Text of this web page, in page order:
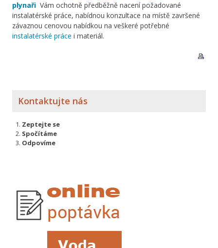
plynaři Vám ochotně předběžně nacení požadované
instalatérské práce, nabídnou konzultace na místě završené
závaznou cenovou nabídkou na veškeré potřebné
instalatérské práce i materiál.
Kontaktujte nás
Zeptejte se
Spočítáme
Odpovíme